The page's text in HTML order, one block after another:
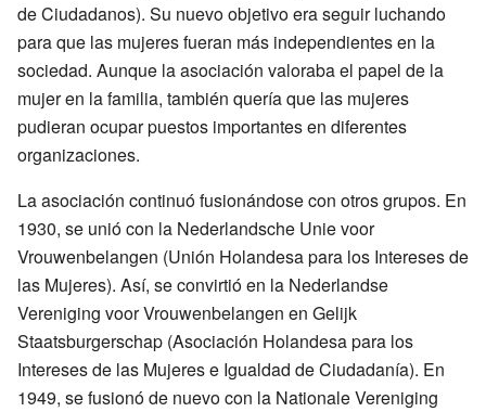
de Ciudadanos). Su nuevo objetivo era seguir luchando
para que las mujeres fueran más independientes en la
sociedad. Aunque la asociación valoraba el papel de la
mujer en la familia, también quería que las mujeres
pudieran ocupar puestos importantes en diferentes
organizaciones.
La asociación continuó fusionándose con otros grupos. En
1930, se unió con la Nederlandsche Unie voor
Vrouwenbelangen (Unión Holandesa para los Intereses de
las Mujeres). Así, se convirtió en la Nederlandse
Vereniging voor Vrouwenbelangen en Gelijk
Staatsburgerschap (Asociación Holandesa para los
Intereses de las Mujeres e Igualdad de Ciudadanía). En
1949, se fusionó de nuevo con la Nationale Vereniging